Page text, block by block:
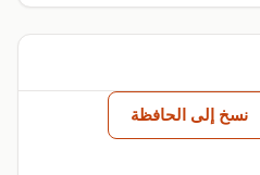
نسخ إلى الحافظة